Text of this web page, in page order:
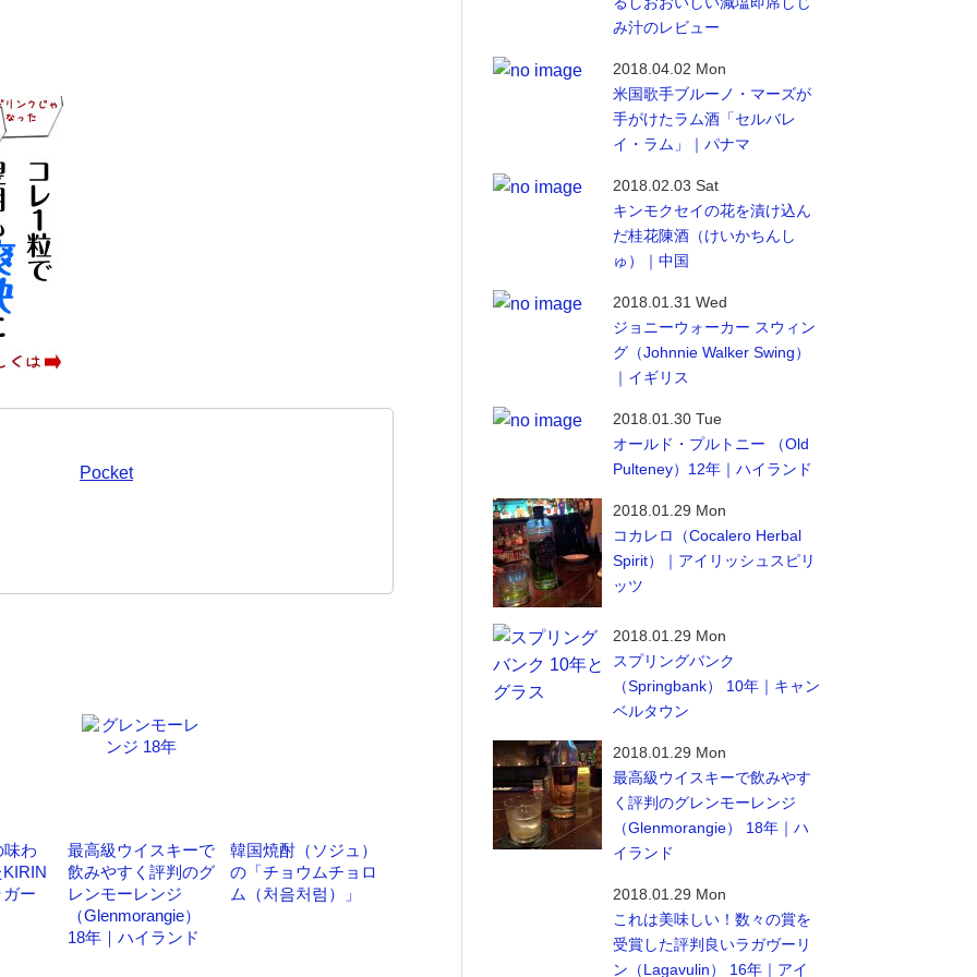
Pocket
味わ
ー
最高級ウイスキーで
飲みやすく評判のグ
レンモーレンジ
（Glenmorangie）
18年｜ハイランド
韓国焼酎（ソジュ）
の「チョウムチョロ
ム（처음처럼）」
み汁のレビュー
2018.04.02 Mon
米国歌手ブルーノ・マーズが
手がけたラム酒「セルバレ
イ・ラム」｜パナマ
2018.02.03 Sat
キンモクセイの花を漬け込ん
だ桂花陳酒（けいかちんし
ゅ）｜中国
2018.01.31 Wed
ジョニーウォーカー スウィン
グ（Johnnie Walker Swing）
｜イギリス
2018.01.30 Tue
オールド・プルトニー （Old
Pulteney）12年｜ハイランド
2018.01.29 Mon
コカレロ（Cocalero Herbal
Spirit）｜アイリッシュスピリ
ッツ
2018.01.29 Mon
スプリングバンク
（Springbank） 10年｜キャン
ベルタウン
2018.01.29 Mon
最高級ウイスキーで飲みやす
く評判のグレンモーレンジ
（Glenmorangie） 18年｜ハ
イランド
2018.01.29 Mon
これは美味しい！数々の賞を
受賞した評判良いラガヴーリ
ン（Lagavulin） 16年｜アイ